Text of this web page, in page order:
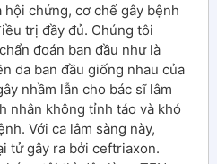
chứng, cơ chế gây bệnh
trị đầy đủ. Chúng tôi
đoán ban đầu như là
da ban đầu giống nhau của
nhầm lẫn cho bác sĩ lâm
nhân không tỉnh táo và khó
Với ca lâm sàng này,
tử gây ra bởi ceftriaxon.